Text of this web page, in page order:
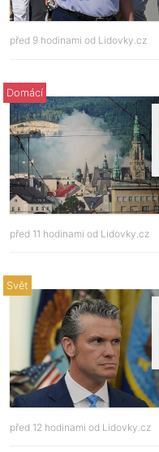
před 9 hodinami od Lidovky.cz
Domácí
před 11 hodinami od Lidovky.cz
Svět
před 12 hodinami od Lidovky.cz